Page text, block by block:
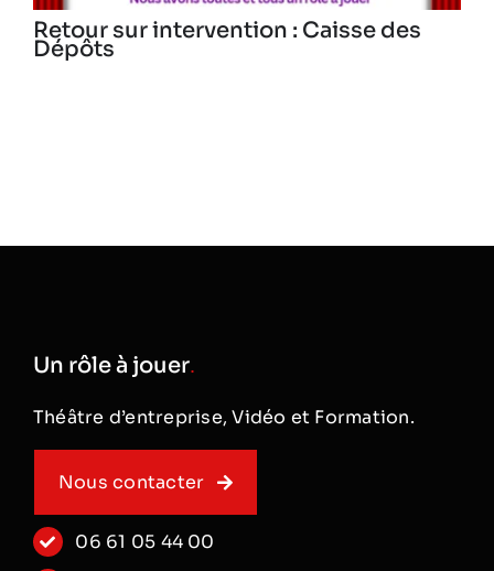
Retour sur intervention : Caisse des
Dépôts
Un rôle à jouer.
Théâtre d’entreprise, Vidéo et Formation.
Nous contacter
06 61 05 44 00